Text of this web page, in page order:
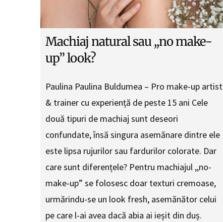
Machiaj natural sau ,,no make-
up” look?
Paulina Paulina Buldumea – Pro make-up artist
& trainer cu experiență de peste 15 ani Cele
două tipuri de machiaj sunt deseori
confundate, însă singura asemănare dintre ele
este lipsa rujurilor sau fardurilor colorate. Dar
care sunt diferențele? Pentru machiajul ,,no-
make-up” se folosesc doar texturi cremoase,
urmărindu-se un look fresh, asemănător celui
pe care l-ai avea dacă abia ai ieșit din duș.